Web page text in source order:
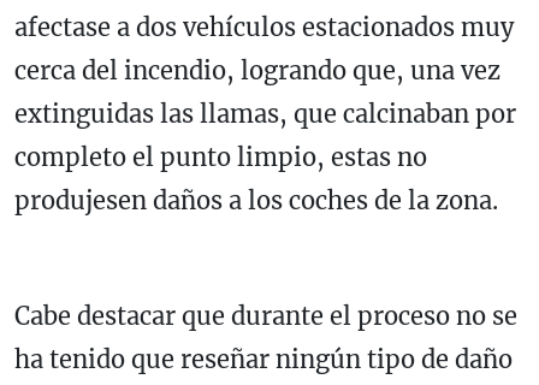
afectase a dos vehículos estacionados muy
cerca del incendio, logrando que, una vez
extinguidas las llamas, que calcinaban por
completo el punto limpio, estas no
produjesen daños a los coches de la zona.
Cabe destacar que durante el proceso no se
ha tenido que reseñar ningún tipo de daño